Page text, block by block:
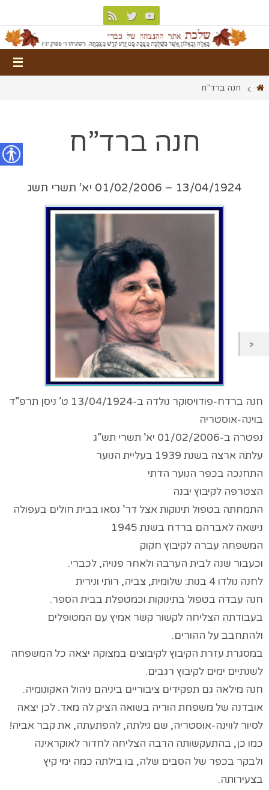
חנה ברד”ח
חנה ברד”ח
13/04/1924 – 01/02/2006 יא’ תשרי תשג
חנה ברדח-פודויסוקר נולדה ב-13/04/1924 ט’ ניסן תרפ”ד
בוינה-אוסטריה
נפטרה ב-01/02/2006 יא’ תשרי תש”ג
עלתה ארצה בשנת 1939 בעליית הנוער
התחנכה בכפר הנוער הדתי
הצטרפה לקיבוץ יבנה
התמחתה בטפול תינוקות אצל דר’ נסאו בבית חולים בעפולה
נישאה לאברהם ברדח בשנת 1945
המשפחה עברה לקיבוץ חקוק
וכעבור שנה לבית הערבה ולאחר פנויה, לכברי.
לחנה נולדו 4 בנות: שלומית, צביה, רותי ונירית
חנה עבדה בטפול בתינוקות וכמטפלת בבית הספר.
בעבודתה הצליחה לקשור קשר אמיץ עם המטופלים
ולהתחבב על ההורים.
במסגרת עזרת הקיבוץ לקיבוצים במצוקה יצאה כל המשפחה
לשנתיים ימים לקיבוץ רגבים.
חנה מילאה גם תפקידים ציבוריים ביניהם ניהול האקונומיה.
אובדנה של משפחת הוריה בשואה הציק לה מאד. לכן יצאה
לסיור לווינה-אוסטריה, שם גילתה, להפתעתה, את קבר אביה!
כמו כן, בהתעקשותה הרבה הצליחה לחדור לאוקראינה
ולבקר בכפר של הסבים שלה, בו בילתה כמה ימי קיץ
בצעירותה.